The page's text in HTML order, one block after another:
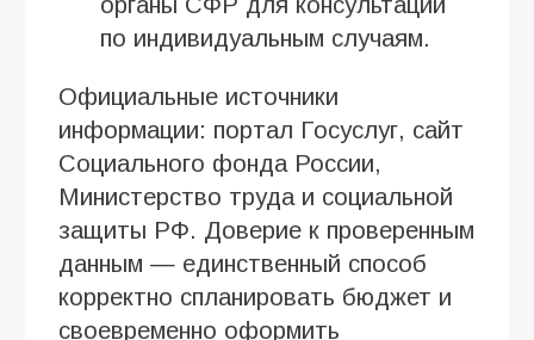
по индивидуальным случаям.
Официальные источники
информации: портал Госуслуг, сайт
Социального фонда России,
Министерство труда и социальной
защиты РФ. Доверие к проверенным
данным — единственный способ
корректно спланировать бюджет и
своевременно оформить